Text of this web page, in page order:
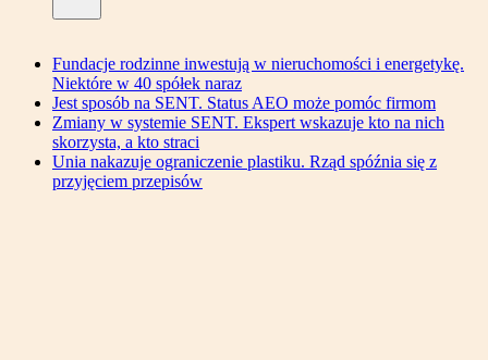
Fundacje rodzinne inwestują w nieruchomości i energetykę.
Niektóre w 40 spółek naraz
Jest sposób na SENT. Status AEO może pomóc firmom
Zmiany w systemie SENT. Ekspert wskazuje kto na nich
skorzysta, a kto straci
Unia nakazuje ograniczenie plastiku. Rząd spóźnia się z
przyjęciem przepisów